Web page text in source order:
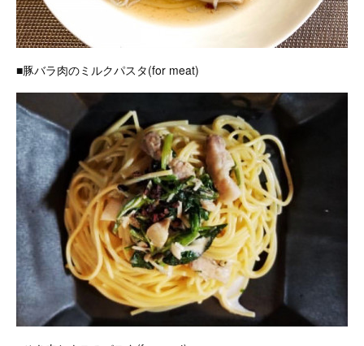
■豚バラ肉のミルクパスタ(for meat)